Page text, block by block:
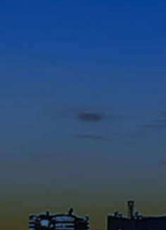
囲気やキャンパスの熱気を感じ